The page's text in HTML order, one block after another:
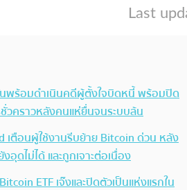
นพร้อมดำเนินคดีผู้ตั้งใจบิดหนี้ พร้อมปิด
วคราวหลังคนแห่ยื่นจนระบบล้น
เตือนผู้ใช้งานรีบย้าย Bitcoin ด่วน หลัง
อุดไม่ได้ และถูกเจาะต่อเนื่อง
ETF เจ๊งและปิดตัวเป็นแห่งแรกใน